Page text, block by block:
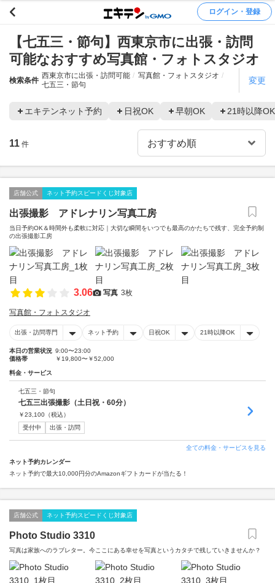
ログイン・登録
【七五三・節句】西東京市に出張・訪問
可能なおすすめ写真館・フォトスタジオ
検索条件
西東京市に出張・訪問可能
写真館・フォトスタジオ
七五三・節句
変更
エキテンネット予約 日祝OK 早朝OK 21時以降OK
11 件
店舗公式 ネット予約スピードくじ対象店
出張撮影 アドレナリン写真工房
当日予約OK＆時間外も柔軟に対応｜大切な瞬間をいつでも最高のかたちで残す、完全予約制
の出張撮影工房
3.06 写真 3枚
写真館・フォトスタジオ
出張・訪問専門 ネット予約 日祝OK 21時以降OK
本日の営業状況 9:00〜23:00
価格帯
￥19,800〜￥52,000
料金・サービス
七五三・節句
七五三出張撮影（土日祝・60分）
￥23,100 （税込）
受付中
出張・訪問
全ての料金・サービスを見る
ネット予約カレンダー
ネット予約で最大10,000円分のAmazonギフトカードが当たる！
店舗公式 ネット予約スピードくじ対象店
Photo Studio 3310
写真は家族へのラブレター。今ここにある幸せを写真というカタチで残していきませんか？